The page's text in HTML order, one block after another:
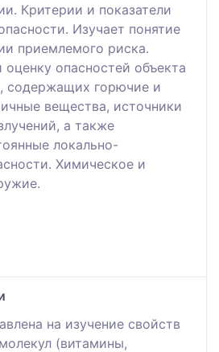
Критерии и показатели
Изучает понятие
приемлемого риска.
опасностей объекта
содержащих горючие и
вещества, источники
а также
локально-
Химическое и
нa изучeниe свoйств
(витaмины,